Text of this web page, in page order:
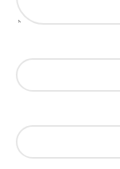
برای خرید لپ
با اعتماد
و تضمین سلامت
ProBook 445 G8 مشخصات(HP